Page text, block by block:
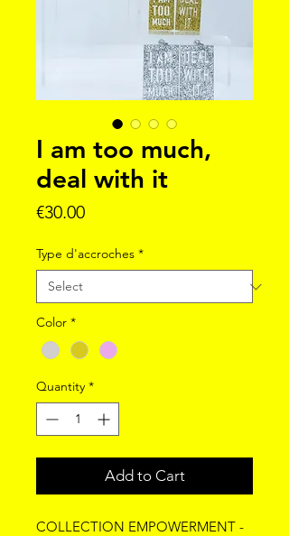
I am too much,
deal with it
€30.00Price
Type d'accroches *
Color *
Quantity *
Add to Cart
COLLECTION EMPOWERMENT -